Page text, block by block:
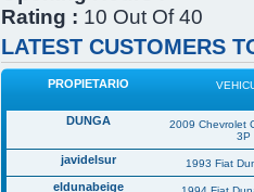
Rating : 10 Out Of 40
LATEST CUSTOMERS
PROPIETARIO
DUNGA
2009 Chevrolet
3P
javidelsur 1993 Fiat
eldunabeige